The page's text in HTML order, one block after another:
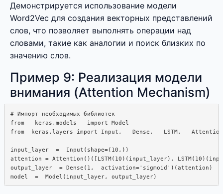
Демонстрируется использование модели
Word2Vec для создания векторных представлений
слов, что позволяет выполнять операции над
словами, такие как аналогии и поиск близких по
значению слов.
Пример 9: Реализация модели
внимания (Attention Mechanism)
# Импорт необходимых библиотек
from   keras.models   import Model
from  keras.layers import Input,   Dense,   LSTM,   Attention
input_layer  =  Input(shape=(10,))
attention = Attention()([LSTM(10)(input_layer),
output_layer  = Dense(1,  activation='sigmoid')(attention)